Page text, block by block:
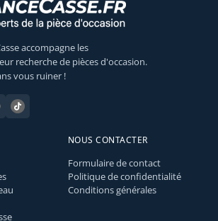
accompagne les
recherche de pièces d'occasion.
vous ruiner !
NOUS CONTACTER
Formulaire de contact
Politique de confidentialité
Conditions générales